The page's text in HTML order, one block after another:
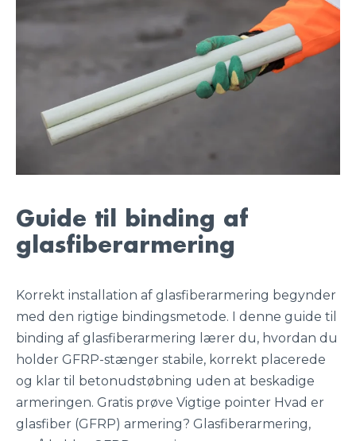
Guide til binding af
glasfiberarmering
Korrekt installation af glasfiberarmering begynder
med den rigtige bindingsmetode. I denne guide til
binding af glasfiberarmering lærer du, hvordan du
holder GFRP-stænger stabile, korrekt placerede
og klar til betonudstøbning uden at beskadige
armeringen. Gratis prøve Vigtige pointer Hvad er
glasfiber (GFRP) armering? Glasfiberarmering,